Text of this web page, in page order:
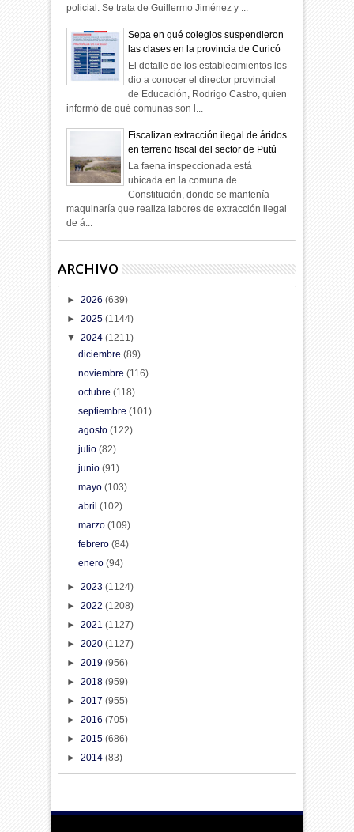
policial. Se trata de Guillermo Jiménez y ...
Sepa en qué colegios suspendieron
las clases en la provincia de Curicó
El detalle de los establecimientos los
dio a conocer el director provincial
de Educación, Rodrigo Castro, quien
informó de qué comunas son l...
Fiscalizan extracción ilegal de áridos
en terreno fiscal del sector de Putú
La faena inspeccionada está
ubicada en la comuna de
Constitución, donde se mantenía
maquinaría que realiza labores de extracción ilegal
de á...
ARCHIVO
►2026(639)
►2025(1144)
▼2024(1211)
diciembre (89)
noviembre (116)
octubre (118)
septiembre (101)
agosto (122)
julio (82)
junio (91)
mayo (103)
abril (102)
marzo (109)
febrero (84)
enero (94)
►2023(1124)
►2022(1208)
►2021(1127)
►2020(1127)
►2019(956)
►2018(959)
►2017(955)
►2016(705)
►2015(686)
►2014(83)